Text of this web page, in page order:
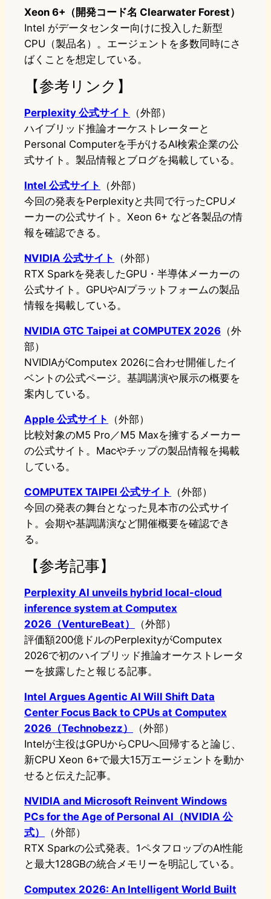
Xeon 6+（開発コード名 Clearwater Forest）
Intel がデータセンター向けに投入した新型
CPU（製品名）。エージェントを多数同時にさ
ばくことを想定している。
【参考リンク】
Perplexity 公式サイト
（外部）
ハイブリッド推論オーケストレーターと
Personal Computerを手がけるAI検索企業の公
式サイト。製品情報とブログを掲載している。
Intel 公式サイト
（外部）
今回の発表をPerplexityと共同で行ったCPUメ
ーカーの公式サイト。Xeon 6+ など各製品の情
報を確認できる。
NVIDIA 公式サイト
（外部）
RTX Sparkを発表したGPU・半導体メーカーの
公式サイト。GPUやAIプラットフォームの製品
情報を掲載している。
NVIDIA GTC Taipei at COMPUTEX 2026 （外
部）
NVIDIAがComputex 2026に合わせ開催したイ
ベントの公式ページ。基調講演や展示の概要を
案内している。
Apple 公式サイト
（外部）
比較対象のM5 Pro／M5 Maxを擁するメーカー
の公式サイト。Macやチップの製品情報を掲載
している。
COMPUTEX TAIPEI 公式サイト
（外部）
今回の発表の舞台となった見本市の公式サイ
ト。会期や基調講演など開催概要を確認でき
る。
【参考記事】
Perplexity AI unveils hybrid local-cloud
inference system at Computex
2026（VentureBeat）
（外部）
評価額200億ドルのPerplexityがComputex
2026で初のハイブリッド推論オーケストレータ
ーを披露したと報じる記事。
Intel Argues Agentic AI Will Shift Data
Center Focus Back to CPUs at Computex
2026（Technobezz）
（外部）
Intelが主役はGPUからCPUへ回帰すると論じ、
新CPU Xeon 6+で最大15万エージェントを動か
せると伝えた記事。
NVIDIA and Microsoft Reinvent Windows
PCs for the Age of Personal AI（NVIDIA 公
式）
（外部）
RTX Sparkの公式発表。1ペタフロップのAI性能
と最大128GBの統合メモリーを明記している。
Computex 2026: An Intelligent World Built